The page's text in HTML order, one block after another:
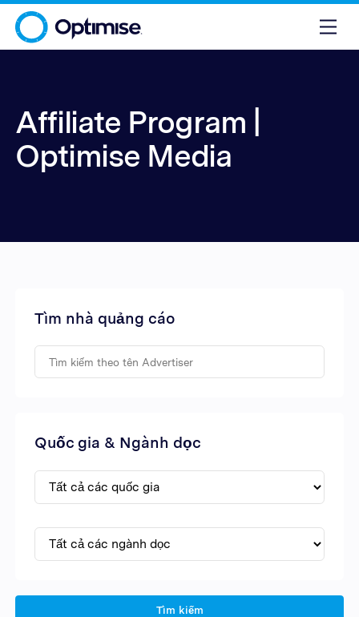
Affiliate Program |
Optimise Media
Tìm nhà quảng cáo
Quốc gia & Ngành dọc
Tìm kiếm